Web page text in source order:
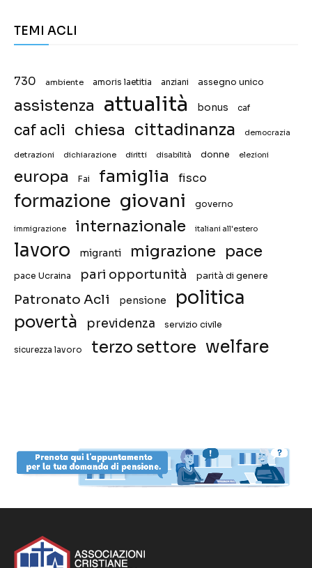
TEMI ACLI
730 ambiente amoris laetitia anziani assegno unico
assistenza attualità bonus caf
caf acli chiesa cittadinanza democrazia
detrazioni dichiarazione diritti disabilità donne elezioni
europa Fai famiglia fisco
formazione giovani governo
immigrazione internazionale italiani all'estero
lavoro migranti migrazione pace
pace Ucraina pari opportunità parità di genere
Patronato Acli pensione politica
povertà previdenza servizio civile
sicurezza lavoro terzo settore welfare